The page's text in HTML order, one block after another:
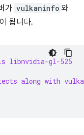
가 vulkaninfo 와
됩니다.
libnvidia-gl-525
along with